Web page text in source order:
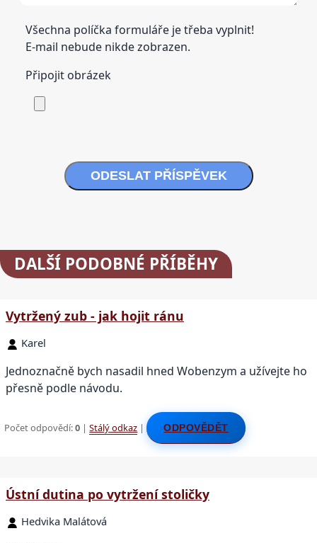
Všechna políčka formuláře je třeba vyplnit!
E-mail nebude nikde zobrazen.
Připojit obrázek
ODESLAT PŘÍSPĚVEK
DALŠÍ PODOBNÉ PŘÍBĚHY
Vytržený zub - jak hojit ránu
Karel
Jednoznačně bych nasadil hned Wobenzym a užívejte ho
přesně podle návodu.
Počet odpovědí:0 |Stálý odkaz | ODPOVĚDĚT
Ústní dutina po vytržení stoličky
Hedvika Malátová